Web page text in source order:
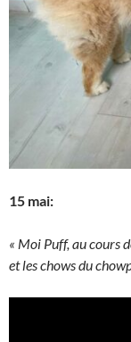
15 mai:
« Moi Puff, au cours
et les chows du